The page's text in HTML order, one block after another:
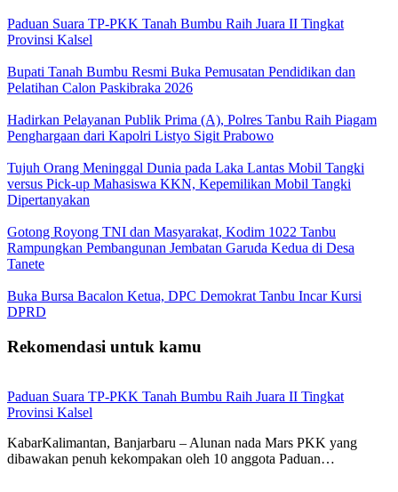
Paduan Suara TP-PKK Tanah Bumbu Raih Juara II Tingkat
Provinsi Kalsel
Bupati Tanah Bumbu Resmi Buka Pemusatan Pendidikan dan
Pelatihan Calon Paskibraka 2026
Hadirkan Pelayanan Publik Prima (A), Polres Tanbu Raih Piagam
Penghargaan dari Kapolri Listyo Sigit Prabowo
Tujuh Orang Meninggal Dunia pada Laka Lantas Mobil Tangki
versus Pick-up Mahasiswa KKN, Kepemilikan Mobil Tangki
Dipertanyakan
Gotong Royong TNI dan Masyarakat, Kodim 1022 Tanbu
Rampungkan Pembangunan Jembatan Garuda Kedua di Desa
Tanete
Buka Bursa Bacalon Ketua, DPC Demokrat Tanbu Incar Kursi
DPRD
Rekomendasi untuk kamu
Paduan Suara TP-PKK Tanah Bumbu Raih Juara II Tingkat
Provinsi Kalsel
KabarKalimantan, Banjarbaru – Alunan nada Mars PKK yang
dibawakan penuh kekompakan oleh 10 anggota Paduan…